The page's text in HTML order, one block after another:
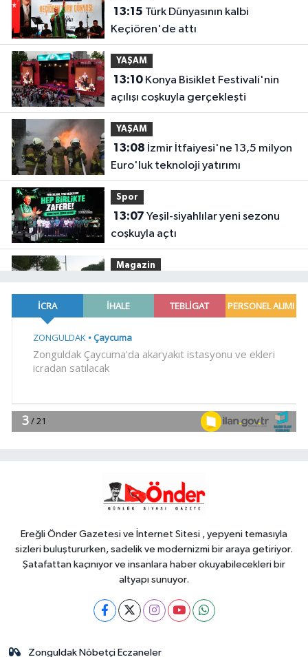
13:15
Keçiören'de attı
YAŞAM
13:10Konya Bisiklet Festivali'nin
açılışı coşkuyla gerçekleşti
YAŞAM
13:08
Euro'luk teknoloji yatırımı
Spor
13:07
coşkuyla açtı
Magazin
Plajı'nda müzik ziyafeti
13:01 Trabzon iklim ve enerji
12:58
sahibi oluyor
Ereğli Önder Gazetesi ve İnternet Sitesi , yepyeni temasıyla
sizleri buluştururken, sadelik ve modernizmi bir araya getiriyor.
Şatafattan kaçınıyor ve insanlara haber okuyabilecekleri bir
altyapı sunuyor.
Zonguldak Nöbetçi Eczaneler